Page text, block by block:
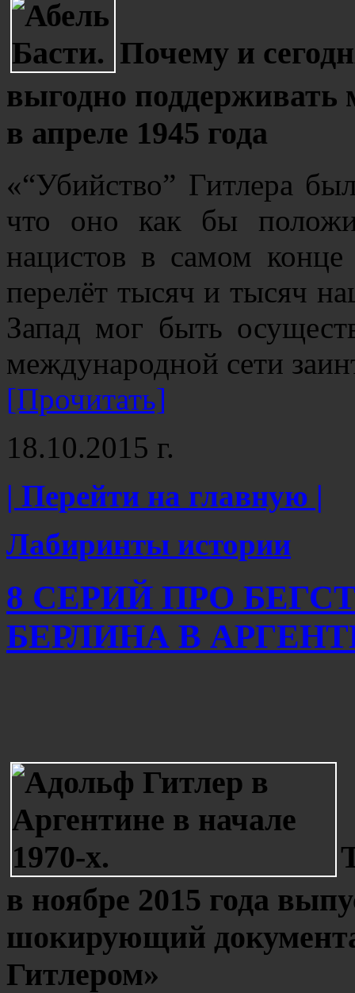
Почему и
выгодно поддерживать
в апреле 1945 года
«“Убийство” Гитлера
что оно как бы
нацистов в самом
перелёт тысяч и тысяч
Запад мог быть
международной сети
[Прочитать]
18.10.2015 г.
| Перейти на главную |
Лабиринты истории
8 СЕРИЙ ПРО
БЕРЛИНА В
в ноябре 2015 года
шокирующий
Гитлером»